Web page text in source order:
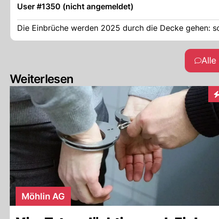
User #1350 (nicht angemeldet)
Die Einbrüche werden 2025 durch die Decke gehen:
Weiterlesen
Möhlin AG